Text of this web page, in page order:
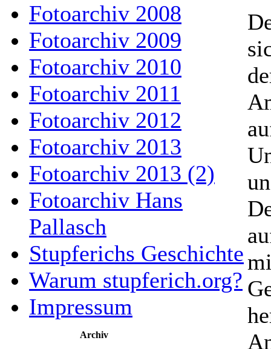
Fotoarchiv 2008
Fotoarchiv 2009
Fotoarchiv 2010
Fotoarchiv 2011
Fotoarchiv 2012
Fotoarchiv 2013
Fotoarchiv 2013 (2)
Fotoarchiv Hans
Pallasch
Stupferichs Geschichte
Warum stupferich.org?
Impressum
Archiv